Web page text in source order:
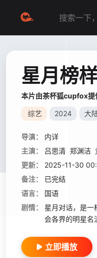
星月榜
本片由茶杯狐cupfox提
综艺 2024 大
导演：
内详
主演：
吕思清 郑渊洁
更新：
2025-11-30
备注：
已完结
语言：
国语
剧情：
星月对话，是
会各界的明星名
立即播放